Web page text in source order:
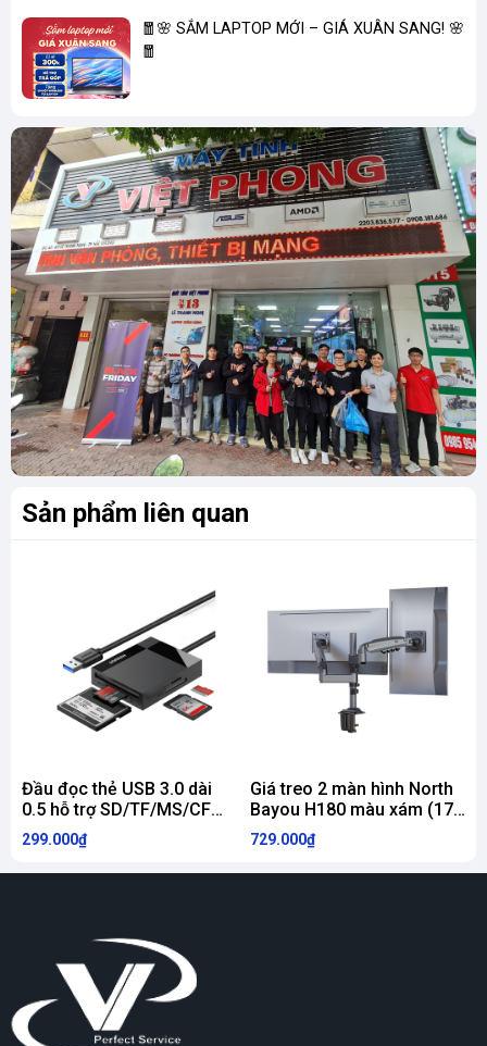
🧧🌸 SẮM LAPTOP MỚI – GIÁ XUÂN SANG! 🌸
🧧
Sản phẩm liên quan
Đầu đọc thẻ USB 3.0 dài
0.5 hỗ trợ SD/TF/MS/CF
Ugreen 30333
299.000₫
Giá treo 2 màn hình North
Bayou H180 màu xám (17-
27inch)
729.000₫